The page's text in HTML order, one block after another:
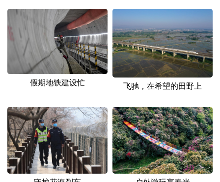
假期地铁建设忙 飞驰，在希望的田野上